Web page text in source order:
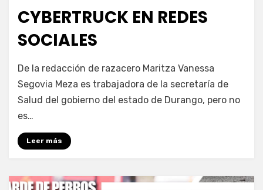
CYBERTRUCK EN REDES
SOCIALES
por Fernando Miranda Servín
De la redacción de razacero Maritza Vanessa
Segovia Meza es trabajadora de la secretaría de
Salud del gobierno del estado de Durango, pero no
es…
Leer más